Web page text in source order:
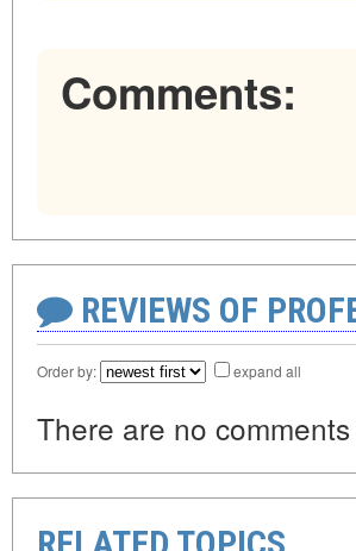
Comments:
REVIEWS OF
Order by: expand all
There are no